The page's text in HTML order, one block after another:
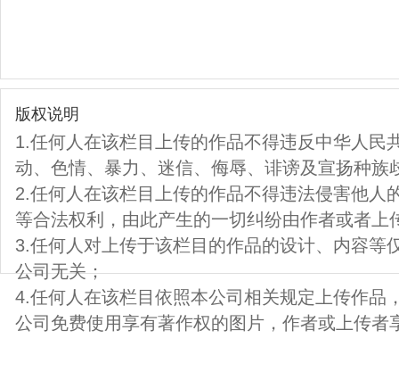
版权说明
1.任何人在该栏目上传的作品不得违反中华人民
动、色情、暴力、迷信、侮辱、诽谤及宣扬种族
2.任何人在该栏目上传的作品不得违法侵害他人
等合法权利，由此产生的一切纠纷由作者或者上
3.任何人对上传于该栏目的作品的设计、内容等
公司无关；
4.任何人在该栏目依照本公司相关规定上传作品
公司免费使用享有著作权的图片，作者或上传者